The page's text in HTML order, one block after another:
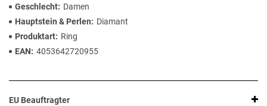
Geschlecht
Damen
Hauptstein & Perlen
Diamant
Produktart
Ring
EAN
4053642720955
EU Beauftragter